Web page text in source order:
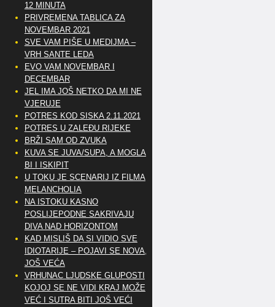
12 MINUTA
PRIVREMENA TABLICA ZA
NOVEMBAR 2021
SVE VAM PIŠE U MEDIJMA –
VRH SANTE LEDA
EVO VAM NOVEMBAR I
DECEMBAR
JEL IMA JOŠ NETKO DA MI NE
VJERUJE
POTRES KOD SISKA 2.11.2021
POTRES U ZALEĐU RIJEKE
BRŽI SAM OD ZVUKA
KUVA SE JUVA/SUPA, A MOGLA
BI I ISKIPIT
U TOKU JE SCENARIJ IZ FILMA
MELANCHOLIA
NA ISTOKU KASNO
POSLIJEPODNE SAKRIVAJU
DIVA NAD HORIZONTOM
KAD MISLIŠ DA SI VIDIO SVE
IDIOTARIJE – POJAVI SE NOVA,..
JOŠ VEĆA
VRHUNAC LJUDSKE GLUPOSTI
KOJOJ SE NE VIDI KRAJ MOŽE
VEĆ I SUTRA BITI JOŠ VEĆI